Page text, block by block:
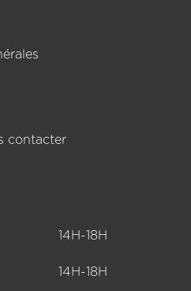
contacter
14H-18H
14H-18H